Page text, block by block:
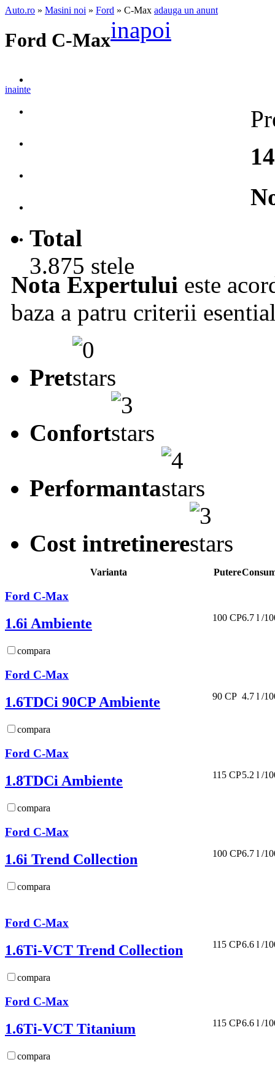
Auto.ro » Masini noi » Ford » C-Max adauga un anunt
Ford C-Maxinapoi
inainte
Total
3.875 stele
Nota Expertului este
baza a patru criterii
Pret
Confort
Performanta
Cost intretinere
Varianta Putere
Ford C-Max
1.6i Ambiente
compara
100 CP6.7 l /
Ford C-Max
1.6TDCi 90CP Ambiente
compara
90 CP 4.7 l /
Ford C-Max
1.8TDCi Ambiente
compara
115 CP5.2 l /
Ford C-Max
1.6i Trend Collection
compara
100 CP6.7 l /
Ford C-Max
1.6Ti-VCT Trend Collection
compara
115 CP6.6 l /
Ford C-Max
1.6Ti-VCT Titanium
compara
115 CP6.6 l /